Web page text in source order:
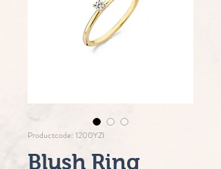
Productcode: 1200YZI
Blush Ring